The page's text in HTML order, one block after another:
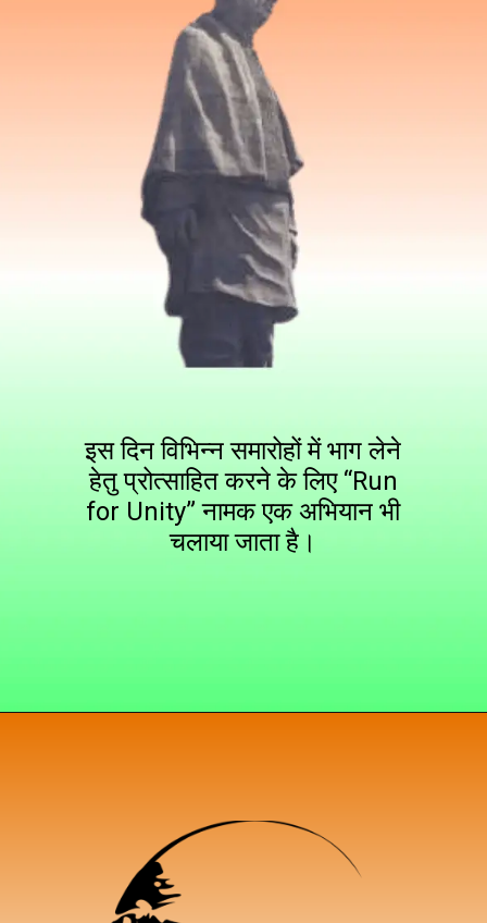
इस दिन विभिन्न समारोहों में भाग लेने
हेतु प्रोत्साहित करने के लिए “Run
for Unity” नामक एक अभियान भी
चलाया जाता है।